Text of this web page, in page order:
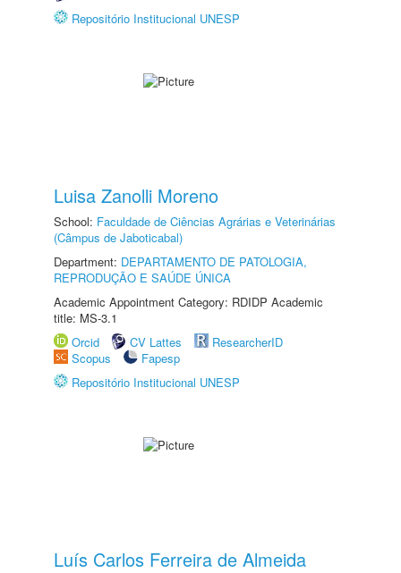
Repositório Institucional UNESP
Luisa Zanolli Moreno
School: Faculdade de Ciências Agrárias e Veterinárias
(Câmpus de Jaboticabal)
Department: DEPARTAMENTO DE PATOLOGIA,
REPRODUÇÃO E SAÚDE ÚNICA
Academic Appointment Category: RDIDP Academic
title: MS-3.1
Orcid
CV Lattes
ResearcherID
Scopus
Fapesp
Repositório Institucional UNESP
Luís Carlos Ferreira de Almeida